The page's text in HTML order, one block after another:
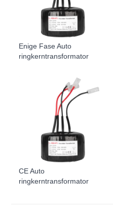
Enige Fase Auto
ringkerntransformator
CE Auto
ringkerntransformator